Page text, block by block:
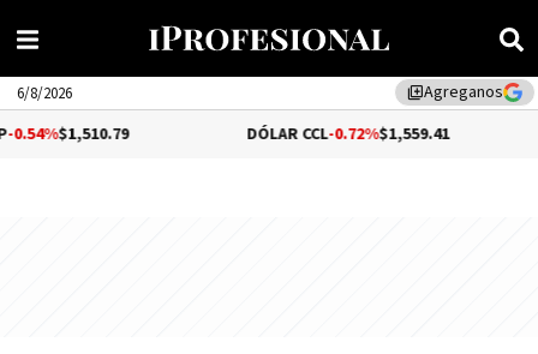
library_addAgreganos
6/8/2026
-0.72%$1,559.41